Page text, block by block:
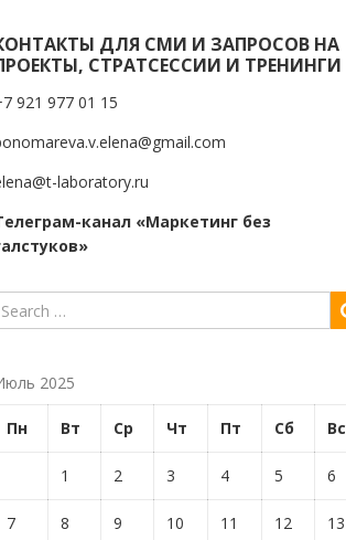
ДЛЯ СМИ И ЗАПРОСОВ НА
СТРАТСЕССИИ И ТРЕНИНГИ
921 977 01 15
laboratory.ru
канал «Маркетинг без
2025
Пн Вт Ср Чт Пт Сб Вс
1 2 3 4 5 6
7 8 9 10 11 12 13